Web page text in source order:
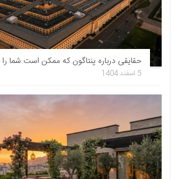
حقایقی درباره پنتاگون که ممکن است شما
5 اسفند 1404